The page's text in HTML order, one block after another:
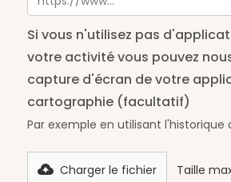
Si vous n'utilisez pas
votre activité vous pouvez
capture d'écran de votre
cartographie (facultatif)
Par exemple en utilisant l'historique
Charger le fichier Taille